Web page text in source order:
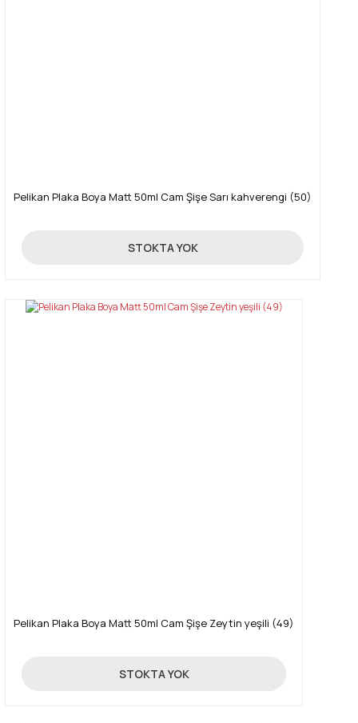
Pelikan Plaka Boya Matt 50ml Cam Şişe Sarı kahverengi (50)
89,00 TL
STOKTA YOK
Pelikan Plaka Boya Matt 50ml Cam Şişe Zeytin yeşili (49)
25,34 TL
STOKTA YOK